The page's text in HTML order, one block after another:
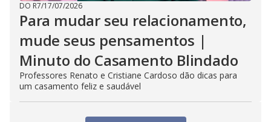
DO R7/17/07/2026
Para mudar seu relacionamento,
mude seus pensamentos |
Minuto do Casamento Blindado
Professores Renato e Cristiane Cardoso dão dicas para
um casamento feliz e saudável